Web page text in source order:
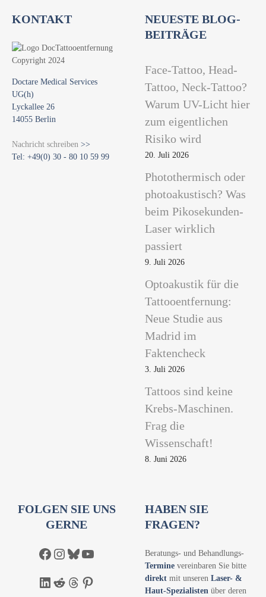
KONTAKT
Doctare Medical Services
UG(h)
Lyckallee 26
14055 Berlin
Nachricht schreiben >>
Tel: +49(0) 30 - 80 10 59 99
NEUESTE BLOG-
BEITRÄGE
Face-Tattoo, Head-
Tattoo, Neck-Tattoo?
Warum UV-Licht hier
zum eigentlichen
Risiko wird
20. Juli 2026
Photothermisch oder
photoakustisch? Was
beim Pikosekunden-
Laser wirklich
passiert
9. Juli 2026
Optoakustik für die
Tattooentfernung:
Neue Studie aus
Madrid im
Faktencheck
3. Juli 2026
Tattoos sind keine
Krebs-Maschinen.
Frag die
Wissenschaft!
8. Juni 2026
FOLGEN SIE UNS
GERNE
Facebook Instagram Bluesky YouTube
LinkedIn Reddit Threads Pinterest
HABEN SIE
FRAGEN?
Beratungs- und Behandlungs-
Termine vereinbaren Sie bitte
direkt mit unseren Laser- &
Haut-Spezialisten über deren